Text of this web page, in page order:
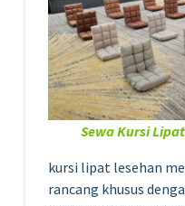
Sewa Kursi
kursi lipat lesehan
rancang khusus